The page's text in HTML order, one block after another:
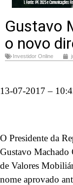
Gustavo
o novo
Investidor Online
13-07-2017 –
O Presidente da
Gustavo Machado
de Valores
nome aprovado